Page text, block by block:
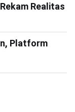
Realitas
Platform